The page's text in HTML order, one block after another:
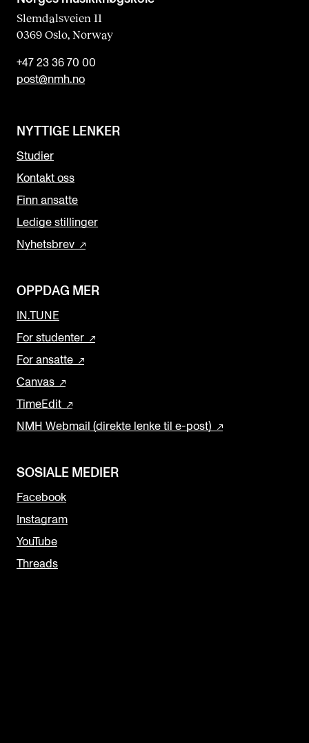
Slemdalsveien 11
0369 Oslo, Norway
+47 23 36 70 00
post@nmh.no
NYTTIGE LENKER
Studier
Kontakt oss
Finn ansatte
Ledige stillinger
Nyhetsbrev
OPPDAG MER
IN.TUNE
For studenter
For ansatte
Canvas
TimeEdit
NMH Webmail (direkte lenke til e-post)
SOSIALE MEDIER
Facebook
Instagram
YouTube
Threads